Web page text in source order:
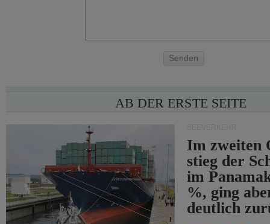
Senden
AB DER ERSTE SEITE
Im zweiten
stieg der
im
%, ging
deutlich